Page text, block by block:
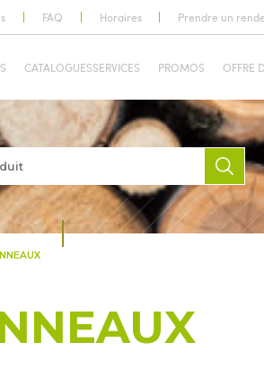
FAQ Horaires Prendre un
CATALOGUESSERVICES PROMOS OFFRE